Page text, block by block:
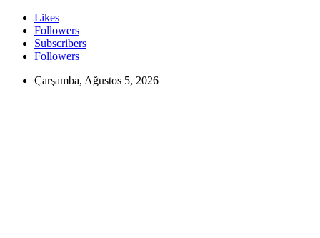
Likes
Followers
Subscribers
Followers
Çarşamba, Ağustos 5, 2026